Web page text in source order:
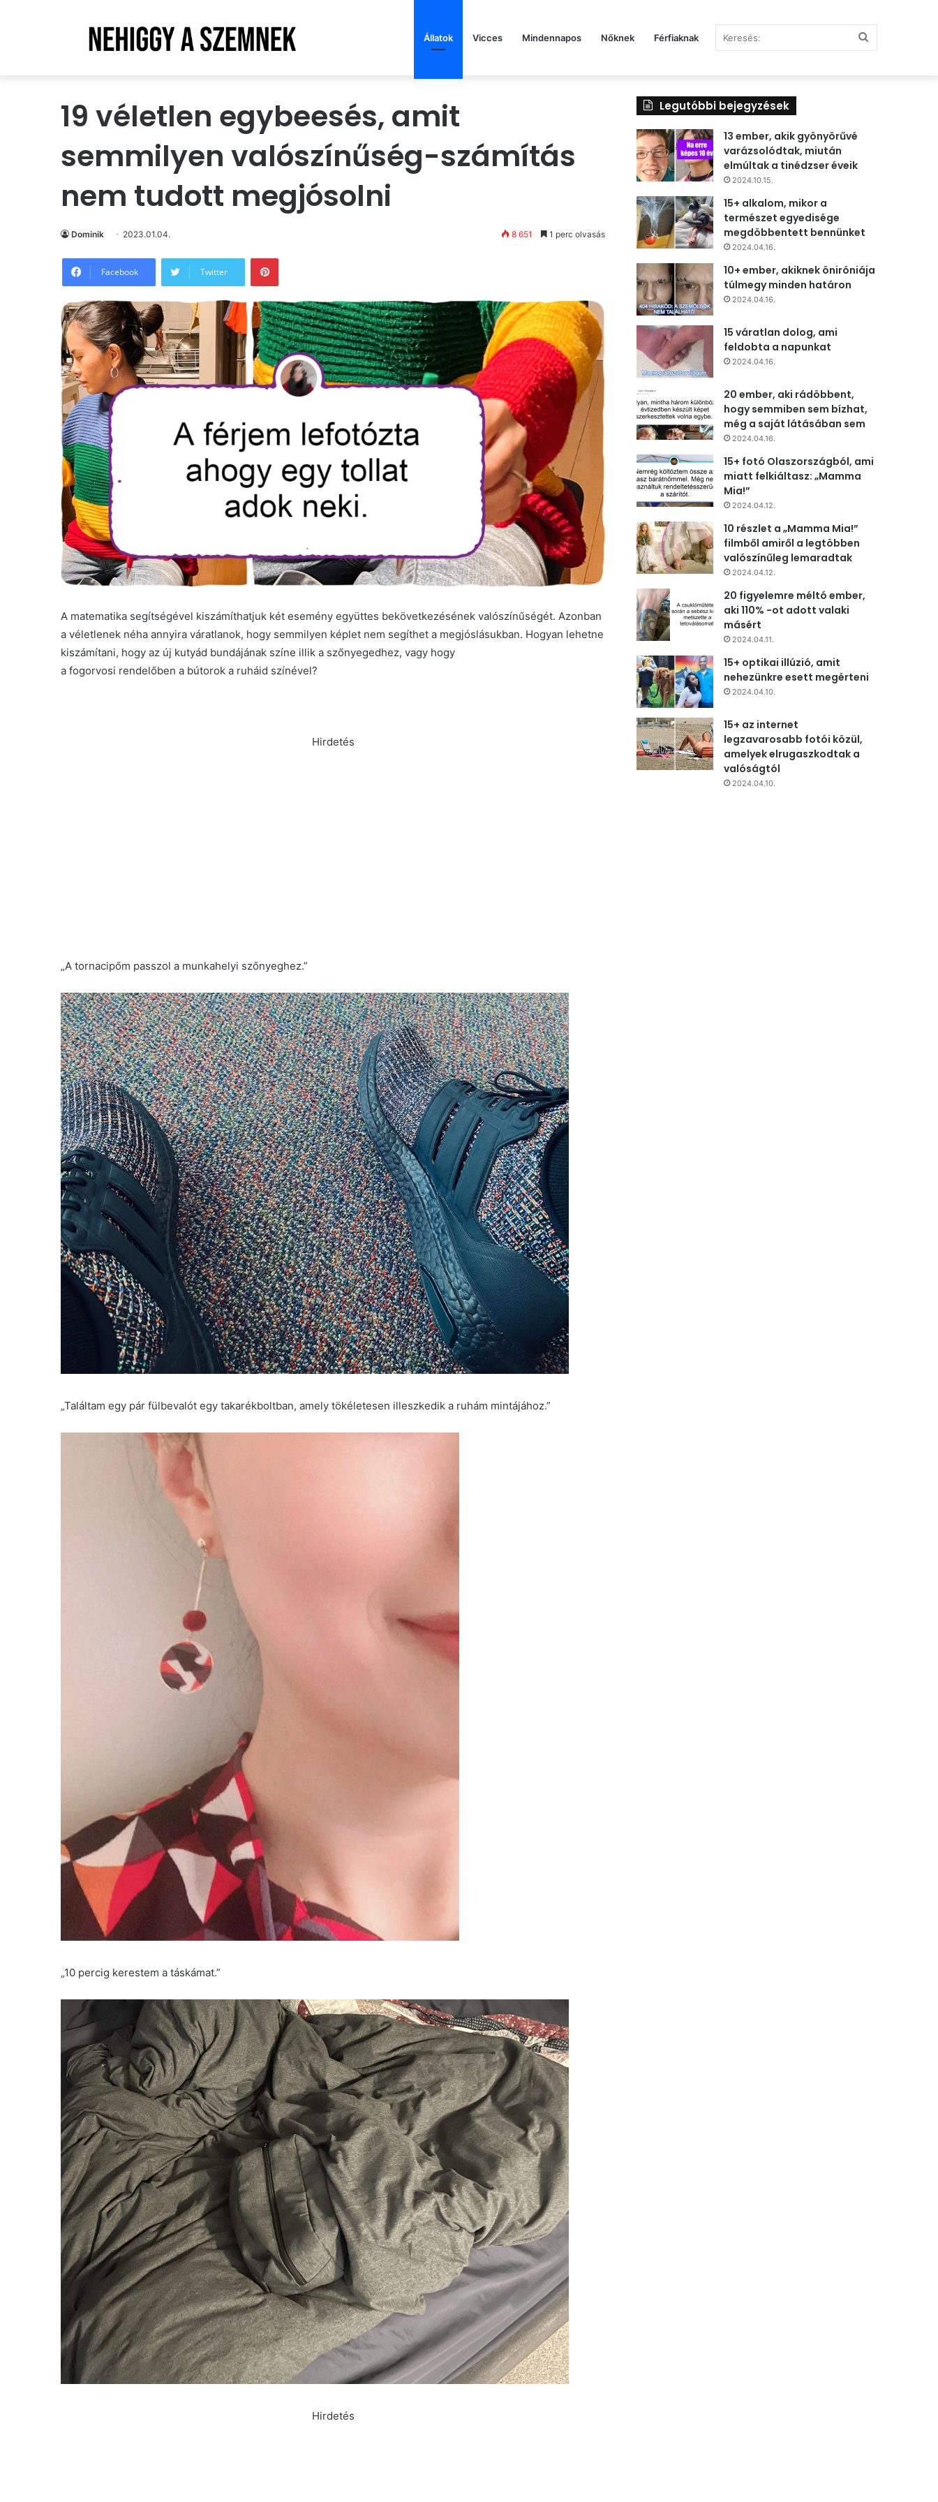
Állatok Vicces Mindennapos Nőknek Férfiaknak
19 véletlen egybeesés, amit
semmilyen valószínűség-számítás
nem tudott megjósolni
Dominik 2023.01.04. 8 651 1 perc olvasás
Facebook Twitter
Pinterest
A matematika segítségével kiszámíthatjuk két esemény együttes bekövetkezésének valószínűségét. Azonban
a véletlenek néha annyira váratlanok, hogy semmilyen képlet nem segíthet a megjóslásukban. Hogyan lehetne
kiszámítani, hogy az új kutyád bundájának színe illik a szőnyegedhez, vagy hogy
a fogorvosi rendelőben a bútorok a ruháid színével?
Hirdetés
„A tornacipőm passzol a munkahelyi szőnyeghez.”
„Találtam egy pár fülbevalót egy takarékboltban, amely tökéletesen illeszkedik a ruhám mintájához.”
„10 percig kerestem a táskámat.”
Hirdetés
Legutóbbi bejegyzések
13 ember, akik gyönyörűvé
varázsolódtak, miután
elmúltak a tinédzser éveik
2024.10.15.
15+ alkalom, mikor a
természet egyedisége
megdöbbentett bennünket
2024.04.16.
10+ ember, akiknek öniróniája
túlmegy minden határon
2024.04.16.
15 váratlan dolog, ami
feldobta a napunkat
2024.04.16.
20 ember, aki rádöbbent,
hogy semmiben sem bízhat,
még a saját látásában sem
2024.04.16.
15+ fotó Olaszországból, ami
miatt felkiáltasz: „Mamma
Mia!”
2024.04.12.
10 részlet a „Mamma Mia!”
filmből amiről a legtöbben
valószínűleg lemaradtak
2024.04.12.
20 figyelemre méltó ember,
aki 110% -ot adott valaki
másért
2024.04.11.
15+ optikai illúzió, amit
nehezünkre esett megérteni
2024.04.10.
15+ az internet
legzavarosabb fotói közül,
amelyek elrugaszkodtak a
valóságtól
2024.04.10.